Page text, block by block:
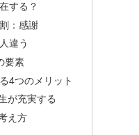
する？
：感謝
違う
要素
4つのメリット
が充実する
え方